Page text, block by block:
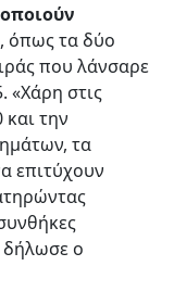
, ​​όπως τα δύο
που λάνσαρε
«Χάρη στις
και την
τα
επιτύχουν
δήλωσε ο